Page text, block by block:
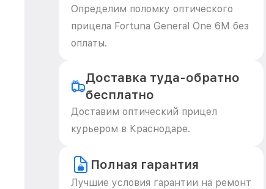
Определим поломку оптического
прицела Fortuna General One 6M без
оплаты.
Доставка туда-обратно
бесплатно
Доставим оптический прицел
курьером в Краснодаре.
Полная гарантия
Лучшие условия гарантии на ремонт